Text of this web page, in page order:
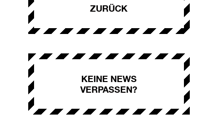
ZURÜCK
KEINE NEWS
VERPASSEN?